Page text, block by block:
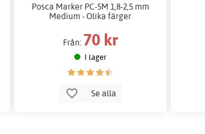
Posca Marker PC-5M 1,8-2,5 mm
Medium - Olika färger
Från: 70 kr
I lager
Se alla